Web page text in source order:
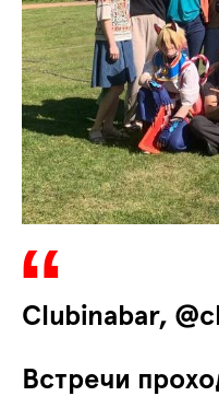
Clubinabar,
Встречи